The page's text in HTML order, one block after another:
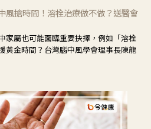
風搶時間！溶栓治療做不做？送醫會
家屬也可能面臨重要抉擇，例如「溶栓
黃金時間？台灣腦中風學會理事長陳龍